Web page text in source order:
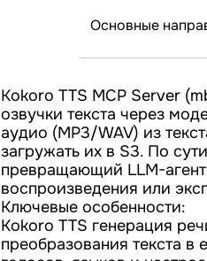
Основные
Kokoro TTS MCP Server
озвучки текста через
аудио (MP3/WAV) из
загружать их в S3. По
превращающий LLM-
воспроизведения или
Ключевые особенности:
Kokoro TTS генерация
преобразования текста